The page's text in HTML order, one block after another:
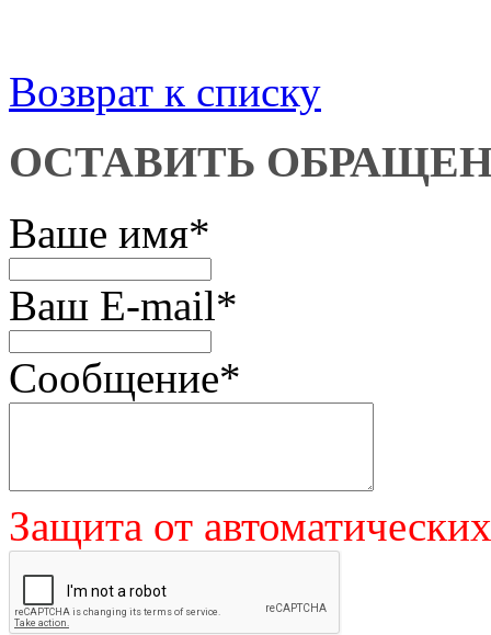
Возврат к списку
ОСТАВИТЬ
Ваше имя*
Ваш E-mail*
Сообщение*
Защита от